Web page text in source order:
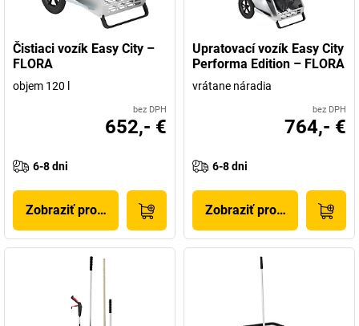
Čistiaci vozík Easy City –
FLORA
objem 120 l
bez DPH
652,- €
6-8 dni
Zobraziť produkt
Upratovací vozík Easy City
Performa Edition – FLORA
vrátane náradia
bez DPH
764,- €
6-8 dni
Zobraziť produkt